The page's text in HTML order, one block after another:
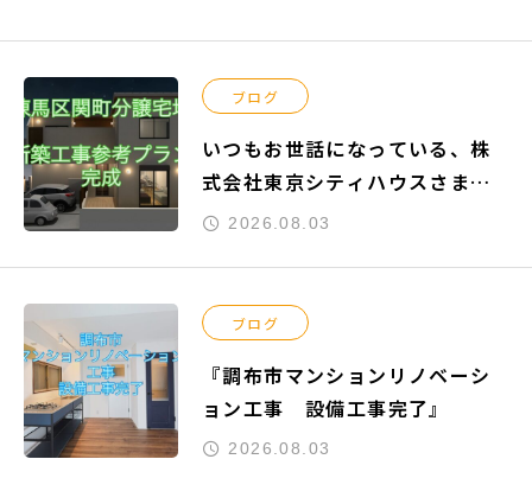
ブログ
いつもお世話になっている、株
式会社東京シティハウスさまよ
りご依頼頂きました『練馬区関
2026.08.03
ブログ
『調布市マンションリノベーシ
ョン工事 設備工事完了』
2026.08.03